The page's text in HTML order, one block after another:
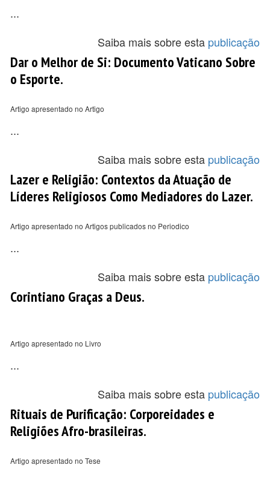
...
Saiba mais sobre esta publicação
Dar o Melhor de Si: Documento Vaticano Sobre
o Esporte.
Artigo apresentado no Artigo
...
Saiba mais sobre esta publicação
Lazer e Religião: Contextos da Atuação de
Líderes Religiosos Como Mediadores do Lazer.
Artigo apresentado no Artigos publicados no Periodico
...
Saiba mais sobre esta publicação
Corintiano Graças a Deus.
Artigo apresentado no Livro
...
Saiba mais sobre esta publicação
Rituais de Purificação: Corporeidades e
Religiões Afro-brasileiras.
Artigo apresentado no Tese